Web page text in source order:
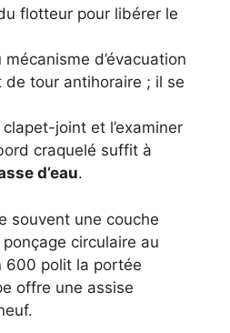
flotteur pour libérer le
d’évacuation
tour antihoraire ; il se
joint et l’examiner
craquelé suffit à
d’eau.
souvent une couche
circulaire au
600 polit la portée
offre une assise